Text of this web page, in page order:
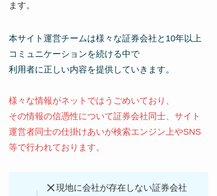
ます。
本サイト運営チームは様々な証券会社と10年以上
コミュニケーションを続ける中で
利用者に正しい内容を提供していきます。
様々な情報がネットではうごめいており、
その情報の信憑性について証券会社同士、サイト
運営者同士の仕掛けあいが検索エンジン上やSNS
等で行われております。
現地に会社が存在しない証券会社